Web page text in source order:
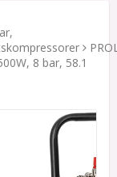
8 bar, 58.1